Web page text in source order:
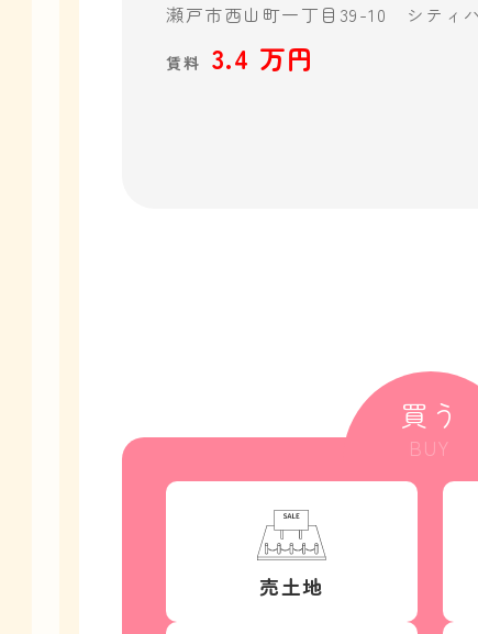
瀬戸市西山町一丁目39-10 シティ
賃料 3.4 万円
買う
BUY
売土地